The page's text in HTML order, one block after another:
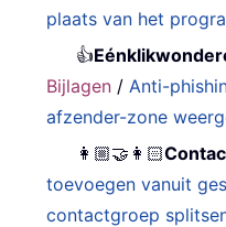
plaats van het
👍
Bijlagen / Anti-
afzender-zone
👩🏼‍🤝‍👩🏻
toevoegen vanuit
contactgroep